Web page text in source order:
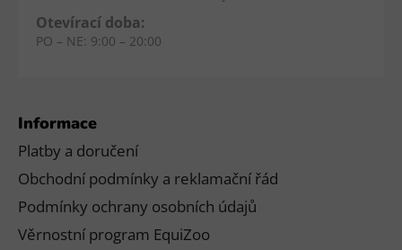
Informace
Platby a doručení
Obchodní podmínky a reklamační řád
Podmínky ochrany osobních údajů
Věrnostní program EquiZoo
Otevírací doba:
PO – NE: 9:00 – 20:00